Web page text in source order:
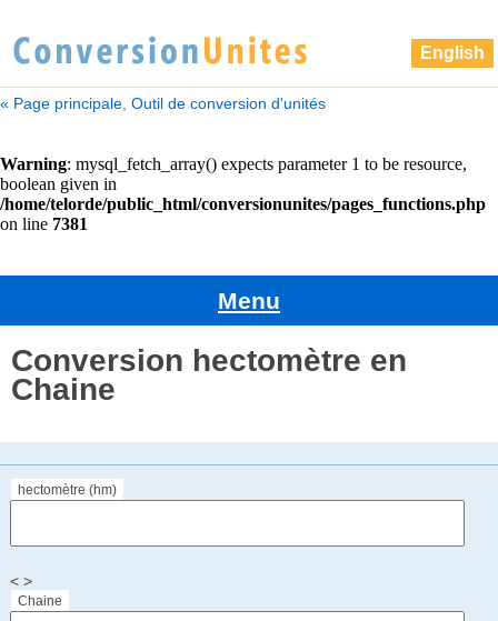
English
« Page principale, Outil de conversion d'unités
Menu
Conversion hectomètre en
Chaine
hectomètre (hm)
< >
Chaine